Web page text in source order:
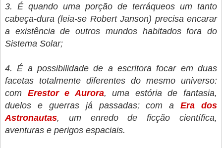
3. É quando uma porção de terráqueos um tanto
cabeça-dura (leia-se Robert Janson) precisa encarar
a existência de outros mundos habitados fora do
Sistema Solar;
4. É a possibilidade de a escritora focar em duas
facetas totalmente diferentes do mesmo universo:
com Erestor e Aurora, uma estória de fantasia,
duelos e guerras já passadas; com aEra dos
Astronautas, um enredo de ficção científica,
aventuras e perigos espaciais.